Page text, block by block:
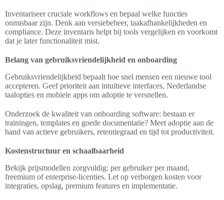
Inventariseer cruciale workflows en bepaal welke functies
onmisbaar zijn. Denk aan versiebeheer, taakafhankelijkheden en
compliance. Deze inventaris helpt bij tools vergelijken en voorkomt
dat je later functionaliteit mist.
Belang van gebruiksvriendelijkheid en onboarding
Gebruiksvriendelijkheid bepaalt hoe snel mensen een nieuwe tool
accepteren. Geef prioriteit aan intuïtieve interfaces, Nederlandse
taalopties en mobiele apps om adoptie te versnellen.
Onderzoek de kwaliteit van onboarding software: bestaan er
trainingen, templates en goede documentatie? Meet adoptie aan de
hand van actieve gebruikers, retentiegraad en tijd tot productiviteit.
Kostenstructuur en schaalbaarheid
Bekijk prijsmodellen zorgvuldig: per gebruiker per maand,
freemium of enterprise-licenties. Let op verborgen kosten voor
integraties, opslag, premium features en implementatie.